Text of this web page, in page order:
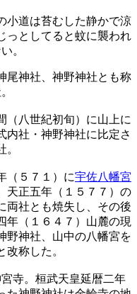
小道は苔むした静かで涼
っとしてると蚊に襲われ
。
尾神社、神野神社とも称
（八世紀初旬）に山上に
内社・神野神社に比定さ
（５７１）に宇佐八幡宮
天正五年（１５７７）の
両社とも焼失し、その後
年（１６４７）山麓の現
野神社、山中の八幡宮を
改称した。
寺。桓武天皇延暦二年